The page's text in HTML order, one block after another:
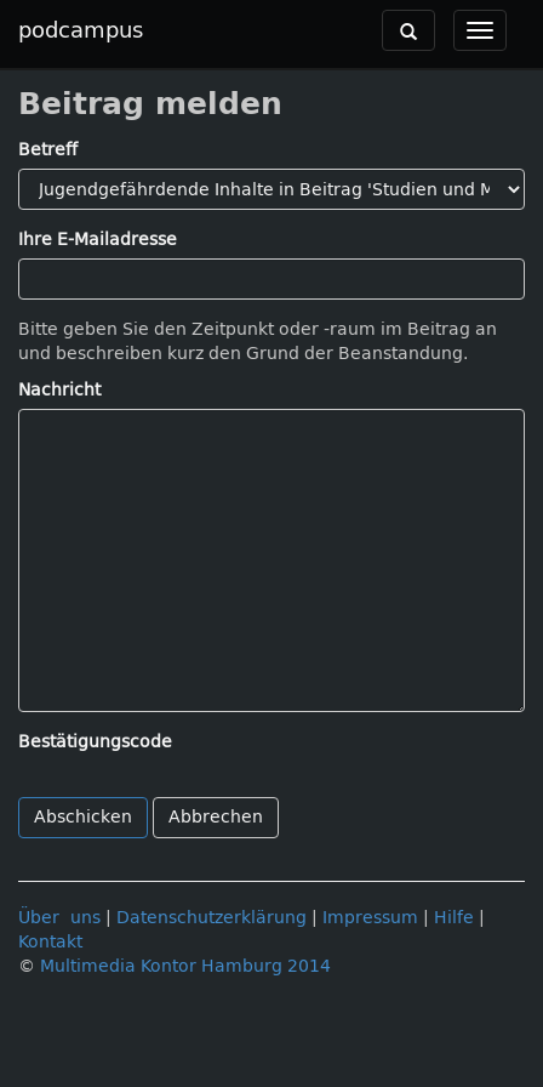
podcampus
Toggle
Toggle
navigation
Beitrag melden
Betreff
Ihre E-Mailadresse
Bitte geben Sie den Zeitpunkt oder -raum im Beitrag an
und beschreiben kurz den Grund der Beanstandung.
Nachricht
Bestätigungscode
Abbrechen
Über uns Datenschutzerklärung Impressum Hilfe
Kontakt
© Multimedia Kontor Hamburg 2014